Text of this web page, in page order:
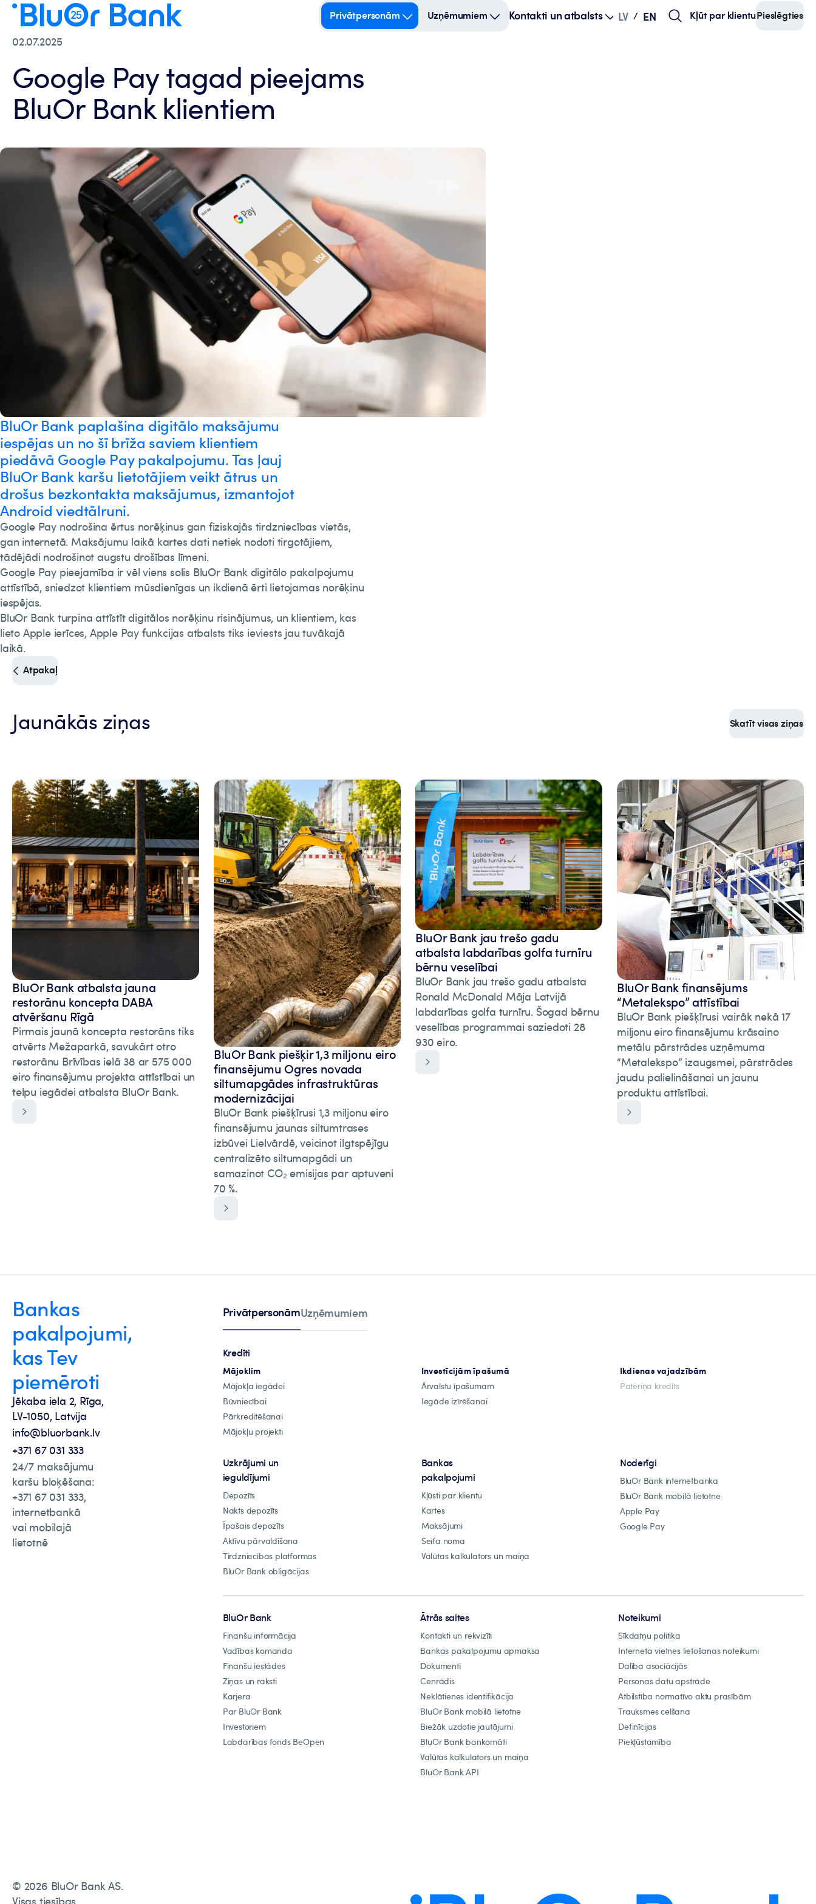
Privātpersonām Uzņēmumiem Kontakti un atbalsts LV / EN Kļūt par klientuPieslēgties
02.07.2025
Google Pay tagad pieejams
BluOr Bank klientiem
BluOr Bank paplašina digitālo maksājumu
iespējas un no šī brīža saviem klientiem
piedāvā Google Pay pakalpojumu. Tas ļauj
BluOr Bank karšu lietotājiem veikt ātrus un
drošus bezkontakta maksājumus, izmantojot
Android viedtālruni.
Google Pay nodrošina ērtus norēķinus gan fiziskajās tirdzniecības vietās,
gan internetā. Maksājumu laikā kartes dati netiek nodoti tirgotājiem,
tādējādi nodrošinot augstu drošības līmeni.
Google Pay pieejamība ir vēl viens solis BluOr Bank digitālo pakalpojumu
attīstībā, sniedzot klientiem mūsdienīgas un ikdienā ērti lietojamas norēķinu
iespējas.
BluOr Bank turpina attīstīt digitālos norēķinu risinājumus, un klientiem, kas
lieto Apple ierīces, Apple Pay funkcijas atbalsts tiks ieviests jau tuvākajā
laikā.
Atpakaļ
Jaunākās ziņas Skatīt visas ziņas
BluOr Bank atbalsta jauna
restorānu koncepta DABA
atvēršanu Rīgā
Pirmais jaunā koncepta restorāns tiks
atvērts Mežaparkā, savukārt otro
restorānu Brīvības ielā 38 ar 575 000
eiro finansējumu projekta attīstībai un
telpu iegādei atbalsta BluOr Bank.
BluOr Bank piešķir 1,3 miljonu eiro
finansējumu Ogres novada
siltumapgādes infrastruktūras
modernizācijai
BluOr Bank piešķīrusi 1,3 miljonu eiro
finansējumu jaunas siltumtrases
izbūvei Lielvārdē, veicinot ilgtspējīgu
centralizēto siltumapgādi un
samazinot CO₂ emisijas par aptuveni
70 %.
BluOr Bank jau trešo gadu
atbalsta labdarības golfa turnīru
bērnu veselībai
BluOr Bank jau trešo gadu atbalsta
Ronald McDonald Māja Latvijā
labdarības golfa turnīru. Šogad bērnu
veselības programmai saziedoti 28
930 eiro.
BluOr Bank finansējums
“Metalekspo” attīstībai
BluOr Bank piešķīrusi vairāk nekā 17
miljonu eiro finansējumu krāsaino
metālu pārstrādes uzņēmuma
“Metalekspo” izaugsmei, pārstrādes
jaudu palielināšanai un jaunu
produktu attīstībai.
Bankas
pakalpojumi,
kas Tev
piemēroti
Jēkaba iela 2, Rīga,
LV-1050, Latvija
info@bluorbank.lv
+371 67 031 333
24/7 maksājumu
karšu bloķēšana:
+371 67 031 333,
internetbankā
vai mobilajā
lietotnē
PrivātpersonāmUzņēmumiem
Kredīti
Mājoklim
Mājokļa iegādei
Būvniecībai
Pārkreditēšanai
Mājokļu projekti
Investīcijām īpašumā
Ārvalstu īpašumam
Iegāde izīrēšanai
Ikdienas vajadzībām
Patēriņa kredīts
Uzkrājumi un
ieguldījumi
Depozīts
Nakts depozīts
Īpašais depozīts
Aktīvu pārvaldīšana
Tirdzniecības platformas
BluOr Bank obligācijas
Bankas
pakalpojumi
Kļūsti par klientu
Kartes
Maksājumi
Seifa noma
Valūtas kalkulators un maiņa
Noderīgi
BluOr Bank internetbanka
BluOr Bank mobilā lietotne
Apple Pay
Google Pay
BluOr Bank
Finanšu informācija
Vadības komanda
Finanšu iestādes
Ziņas un raksti
Karjera
Par BluOr Bank
Investoriem
Labdarības fonds BeOpen
Ātrās saites
Kontakti un rekvizīti
Bankas pakalpojumu apmaksa
Dokumenti
Cenrādis
Neklātienes identifikācija
BluOr Bank mobilā lietotne
Biežāk uzdotie jautājumi
BluOr Bank bankomāti
Valūtas kalkulators un maiņa
BluOr Bank API
Noteikumi
Sīkdatņu politika
Interneta vietnes lietošanas noteikumi
Dalība asociācijās
Personas datu apstrāde
Atbilstība normatīvo aktu prasībām
Trauksmes celšana
Definīcijas
Piekļūstamība
© 2026 BluOr Bank AS.
Visas tiesības